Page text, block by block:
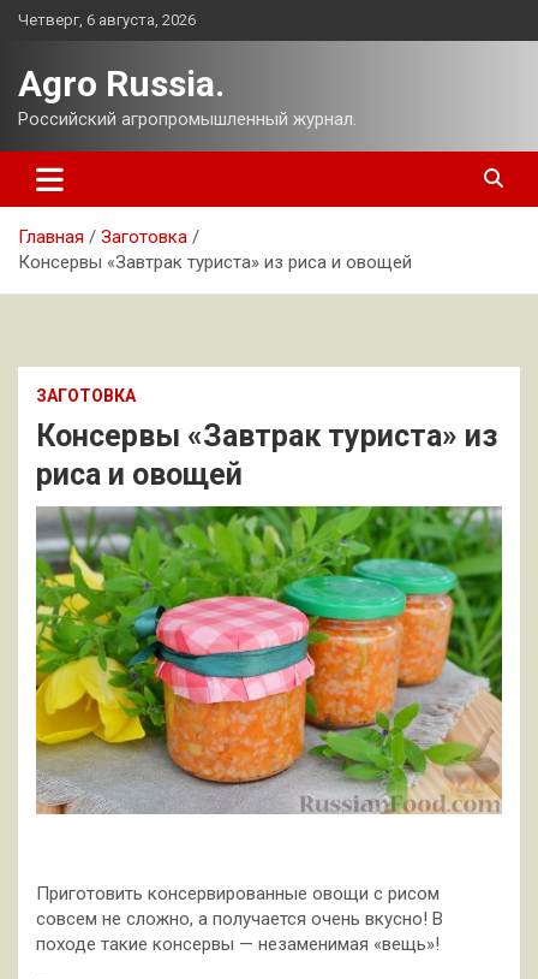
Перейти
Четверг, 6 августа, 2026
Agro Russia.
Российский агропромышленный журнал.
Главная
Заготовка
Консервы «Завтрак туриста» из риса и овощей
ЗАГОТОВКА
Консервы «Завтрак туриста» из
риса и овощей
Приготовить консервированные овощи с рисом
совсем не сложно, а получается очень вкусно! В
походе такие консервы — незаменимая «вещь»!